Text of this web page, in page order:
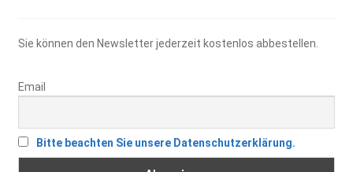
Sie können den Newsletter jederzeit kostenlos abbestellen.
Email
Bitte beachten Sie unsere Datenschutzerklärung.